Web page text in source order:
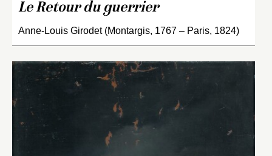
Le Retour du guerrier
Anne-Louis Girodet (Montargis, 1767 – Paris, 1824)